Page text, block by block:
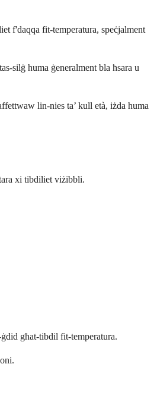
f'daqqa fit-temperatura, speċjalment
silġ huma ġeneralment bla ħsara u
lin-nies ta’ kull età, iżda huma
xi tibdiliet viżibbli.
għat-tibdil fit-temperatura.